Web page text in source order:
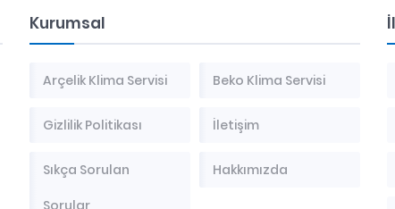
Kurumsal
Arçelik Klima Servisi Beko Klima Servisi
Gizlilik Politikası İletişim
Sıkça Sorulan
Hakkımızda